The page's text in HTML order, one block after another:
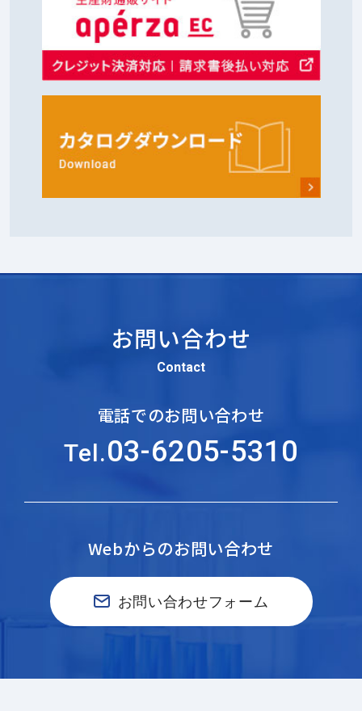
お問い合わせ
Contact
電話でのお問い合わせ
Tel.03-6205-5310
Webからのお問い合わせ
お問い合わせフォーム